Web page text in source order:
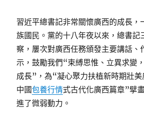
習近平總書記非常關懷廣西的成長，
族國民。黨的十八年夜以來，總書記
察，屢次對廣西任務頒發主要講話、
示，鼓勵我們“束縛思惟、立異求變
成長”，為“凝心聚力扶植新時期壯
中國包養行情式古代化廣西篇章”擘
進了微弱動力。